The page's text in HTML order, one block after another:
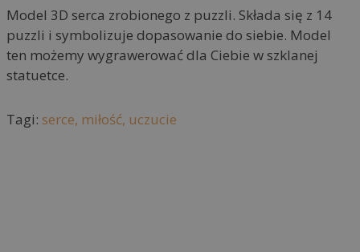
a
t
i
v
:
Model 3D serca zrobionego z puzzli. Składa się z 14
puzzli i symbolizuje dopasowanie do siebie. Model
ten możemy wygrawerować dla Ciebie w szklanej
statuetce.
Tagi: serce, miłość, uczucie